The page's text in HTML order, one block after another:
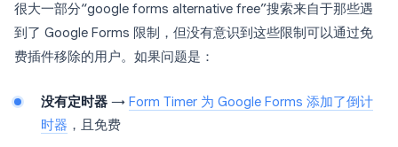
很大一部分“google forms alternative free”搜索来自于那些遇
到了 Google Forms 限制，但没有意识到这些限制可以通过免
费插件移除的用户。如果问题是：
没有定时器 → Form Timer 为 Google Forms 添加了倒计
时器 ，且免费